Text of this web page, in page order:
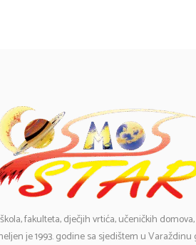
fakulteta, dječjih vrtića, učeničkih
je 1993. godine sa sjedištem u Varaždinu